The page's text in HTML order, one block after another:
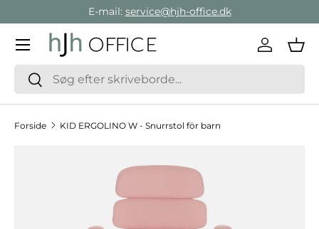
Gå direkte til indholdet
E-mail: service@hjh-office.dk
SøgSøg
Log ind
Menu
Forside KID ERGOLINO W - Snurrstol för barn
Hop til produktinformation